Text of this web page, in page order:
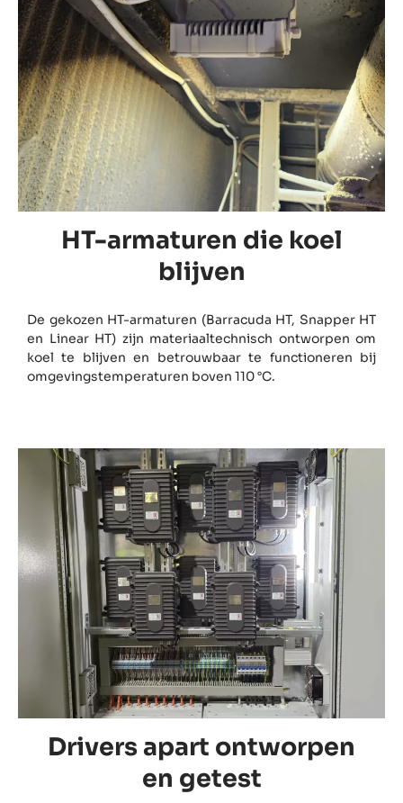
HT-armaturen die koel
blijven
De gekozen HT-armaturen (Barracuda HT, Snapper HT
en Linear HT) zijn materiaaltechnisch ontworpen om
koel te blijven en betrouwbaar te functioneren bij
omgevingstemperaturen boven 110 °C.
Drivers apart ontworpen
en getest